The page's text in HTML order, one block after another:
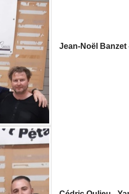
Jean-Noël